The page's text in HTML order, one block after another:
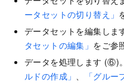
ータセットの切り替え」
データセットを編集しま
タセットの編集」 をご参
データを処理します (⑥)
ルドの作成」 、
「グル